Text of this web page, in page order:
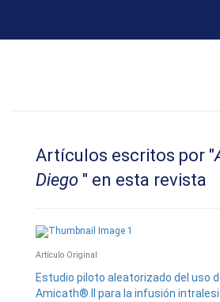
Artículos escritos por "
Diego " en esta revista
Artí­culo Original
Estudio piloto aleatorizado del uso
Amicath® II para la infusión